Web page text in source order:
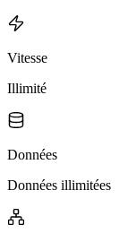
Vitesse
Illimité
Données
Données illimitées